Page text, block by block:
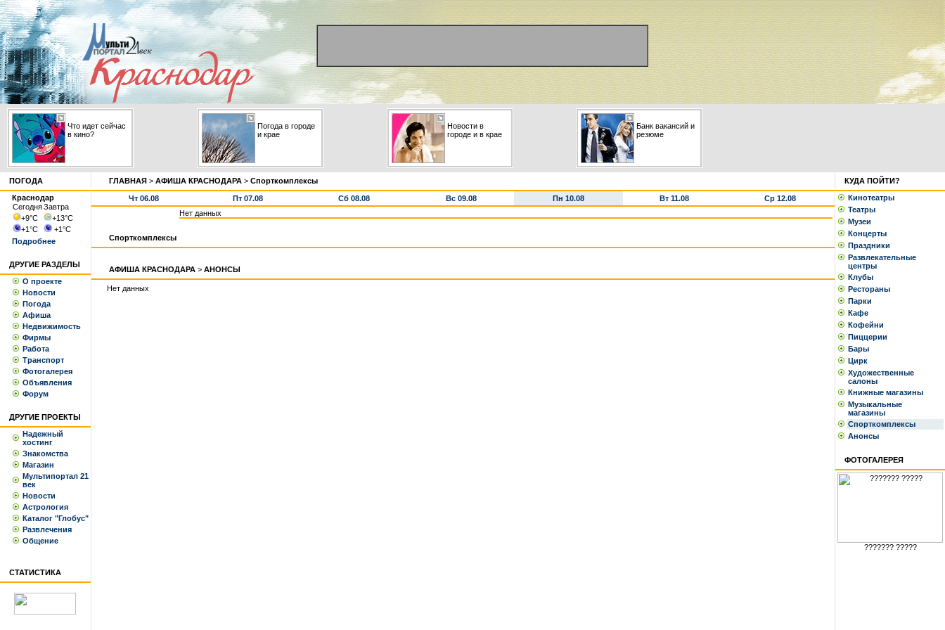
Что идет сейчас
в кино?
Погода в городе
и крае
Новости в
городе и в крае
Банк вакансий и
резюме
ПОГОДА
Краснодар
СегодняЗавтра
+9°С +13°С
+1°С +1°С
Подробнее
ДРУГИЕ РАЗДЕЛЫ
О проекте
Новости
Погода
Афиша
Недвижимость
Фирмы
Работа
Транспорт
Фотогалерея
Объявления
Форум
ДРУГИЕ ПРОЕКТЫ
Надежный
хостинг
Знакомства
Магазин
Мультипортал 21
век
Новости
Астрология
Каталог "Глобус"
Развлечения
Общение
СТАТИСТИКА
ГЛАВНАЯ > АФИША КРАСНОДАРА > Спорткомплексы
Чт 06.08 Пт 07.08 Сб 08.08 Вс 09.08 Пн 10.08 Вт 11.08
Ср 12.08
Нет данных
Спорткомплексы
АФИША КРАСНОДАРА > АНОНСЫ
Нет данных
КУДА ПОЙТИ?
Кинотеатры
Театры
Музеи
Концерты
Праздники
Развлекательные
центры
Клубы
Рестораны
Парки
Кафе
Кофейни
Пиццерии
Бары
Цирк
Художественные
салоны
Книжные магазины
Музыкальные
магазины
Спорткомплексы
Анонсы
ФОТОГАЛЕРЕЯ
??????? ?????